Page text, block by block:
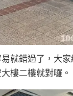
就錯過了，大
樓二樓就對囉。